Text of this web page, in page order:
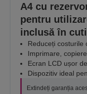
A4 cu
pentru
inclusă în
Reduceți costurile
Imprimare,
Ecran LCD ușor
Dispozitiv ideal
Extindeți garanția